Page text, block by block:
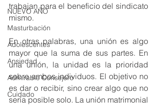
NUEVO AÑO
Masturbación
Adolescentes
Ansiedad
Admirable Consejero
Cuidado
trabajan para el beneficio del sindicato
mismo.
En otras palabras, una unión es algo
mayor que la suma de sus partes. En
una unión, la unidad es la prioridad
sobre ambos individuos. El objetivo no
es dar o recibir, sino crear algo que no
sería posible solo. La unión matrimonial